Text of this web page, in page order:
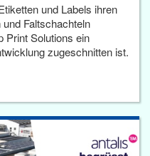
und Labels ihren
Faltschachteln
Print Solutions ein
zugeschnitten ist.